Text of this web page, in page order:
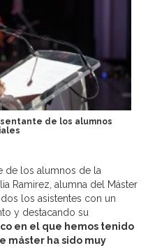
de los alumnos
de los alumnos de la
Ramirez, alumna del Máster
los asistentes con un
y destacando su
en el que hemos tenido
máster ha sido muy